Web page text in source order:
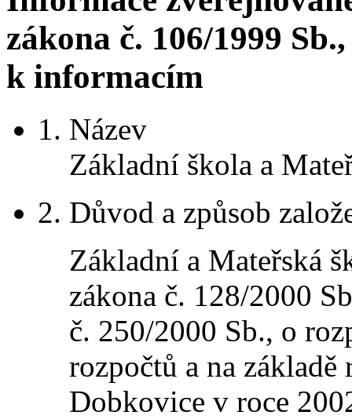
zákona č. 106/1999
k informacím
1. Název
Základní škola a
2. Důvod a způsob
Základní a Mateřská
zákona č. 128/2000
č. 250/2000 Sb., o
rozpočtů a na
Dobkovice v roce